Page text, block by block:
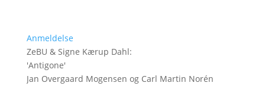
Anmeldelse
ZeBU & Signe Kærup Dahl:
'Antigone'
Jan Overgaard Mogensen og Carl Martin Norén